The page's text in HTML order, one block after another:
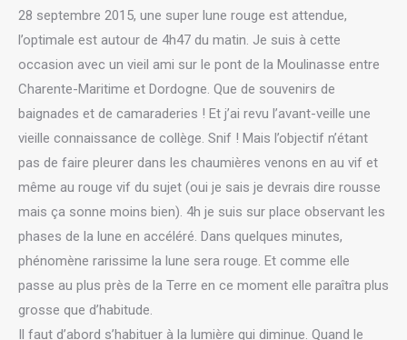
28 septembre 2015, une super lune rouge est attendue,
l’optimale est autour de 4h47 du matin. Je suis à cette
occasion avec un vieil ami sur le pont de la Moulinasse entre
Charente-Maritime et Dordogne. Que de souvenirs de
baignades et de camaraderies ! Et j’ai revu l’avant-veille une
vieille connaissance de collège. Snif ! Mais l’objectif n’étant
pas de faire pleurer dans les chaumières venons en au vif et
même au rouge vif du sujet (oui je sais je devrais dire rousse
mais ça sonne moins bien). 4h je suis sur place observant les
phases de la lune en accéléré. Dans quelques minutes,
phénomène rarissime la lune sera rouge. Et comme elle
passe au plus près de la Terre en ce moment elle paraîtra plus
grosse que d’habitude.
Il faut d’abord s’habituer à la lumière qui diminue. Quand le